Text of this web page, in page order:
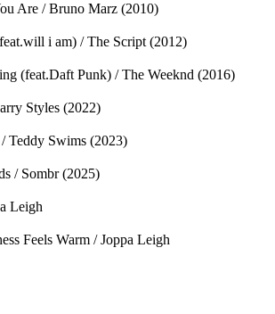
Are / Bruno Marz (2010)
i am) / The Script (2012)
(feat.Daft Punk) / The Weeknd (2016)
Styles (2022)
Teddy Swims (2023)
/ Sombr (2025)
Leigh
Feels Warm / Joppa Leigh